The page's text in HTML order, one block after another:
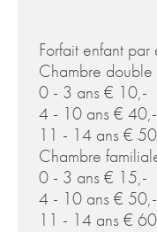
Forfait enfant
Chambre double
0 - 3 ans € 10,-
4 - 10 ans € 40,-
11 - 14 ans €
Chambre
0 - 3 ans € 15,-
4 - 10 ans € 50,-
11 - 14 ans €